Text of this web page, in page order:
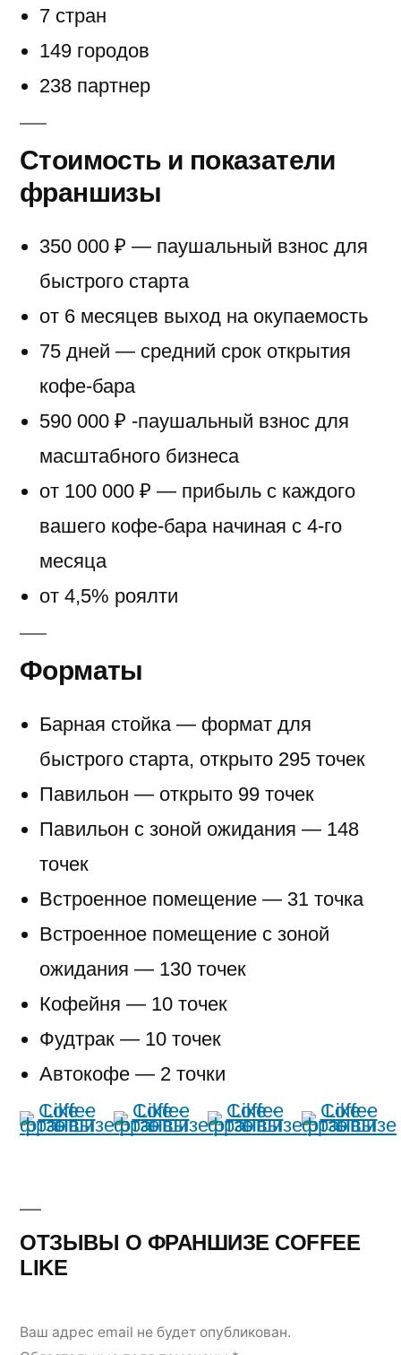
7 стран
149 городов
238 партнер
Стоимость и показатели
франшизы
350 000 ₽ — паушальный взнос для
быстрого старта
от 6 месяцев выход на окупаемость
75 дней — средний срок открытия
кофе-бара
590 000 ₽ -паушальный взнос для
масштабного бизнеса
от 100 000 ₽ — прибыль с каждого
вашего кофе-бара начиная с 4-го
месяца
от 4,5% роялти
Форматы
Барная стойка — формат для
быстрого старта, открыто 295 точек
Павильон — открыто 99 точек
Павильон с зоной ожидания — 148
точек
Встроенное помещение — 31 точка
Встроенное помещение с зоной
ожидания — 130 точек
Кофейня — 10 точек
Фудтрак — 10 точек
Автокофе — 2 точки
ОТЗЫВЫ О ФРАНШИЗЕ COFFEE
LIKE
Ваш адрес email не будет опубликован.